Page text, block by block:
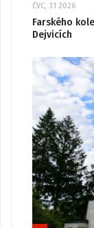
ČVC, 31 2026
Farského
Dejvicích